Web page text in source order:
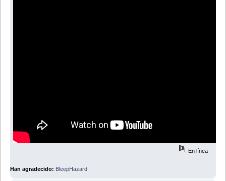
En línea
Han agradecido: BleepHazard